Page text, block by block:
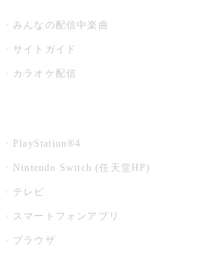
みんなの配信中楽曲
サイトガイド
カラオケ配信
PlayStation®4
Nintendo Switch (任天堂HP)
テレビ
スマートフォンアプリ
ブラウザ